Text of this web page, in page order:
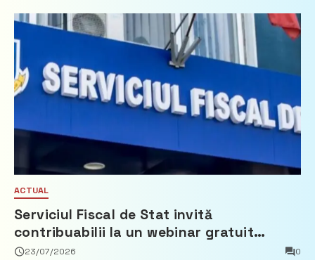
ACTUAL
Serviciul Fiscal de Stat invită
contribuabilii la un webinar gratuit
privind calculul impozitului pe bunurile
23/07/2026 0